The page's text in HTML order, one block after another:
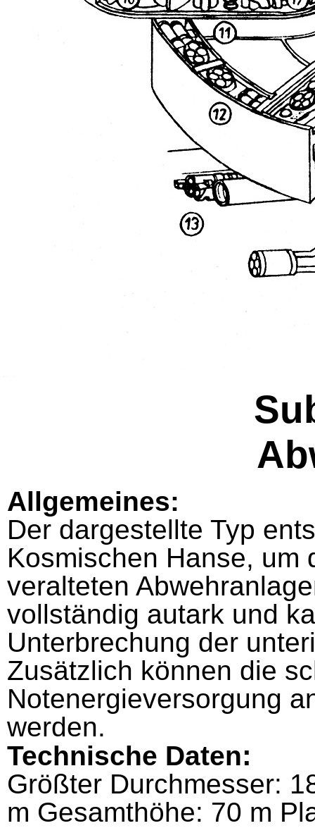
Allgemeines:
Der dargestellte Typ
Kosmi­schen Hanse, um
veralteten
vollständig autark und
Unterbrechung der
Zusätzlich können die
Notenergieversorgung
werden.
Technische Daten:
Größter Durchmesser:
m Gesamthöhe: 70 m